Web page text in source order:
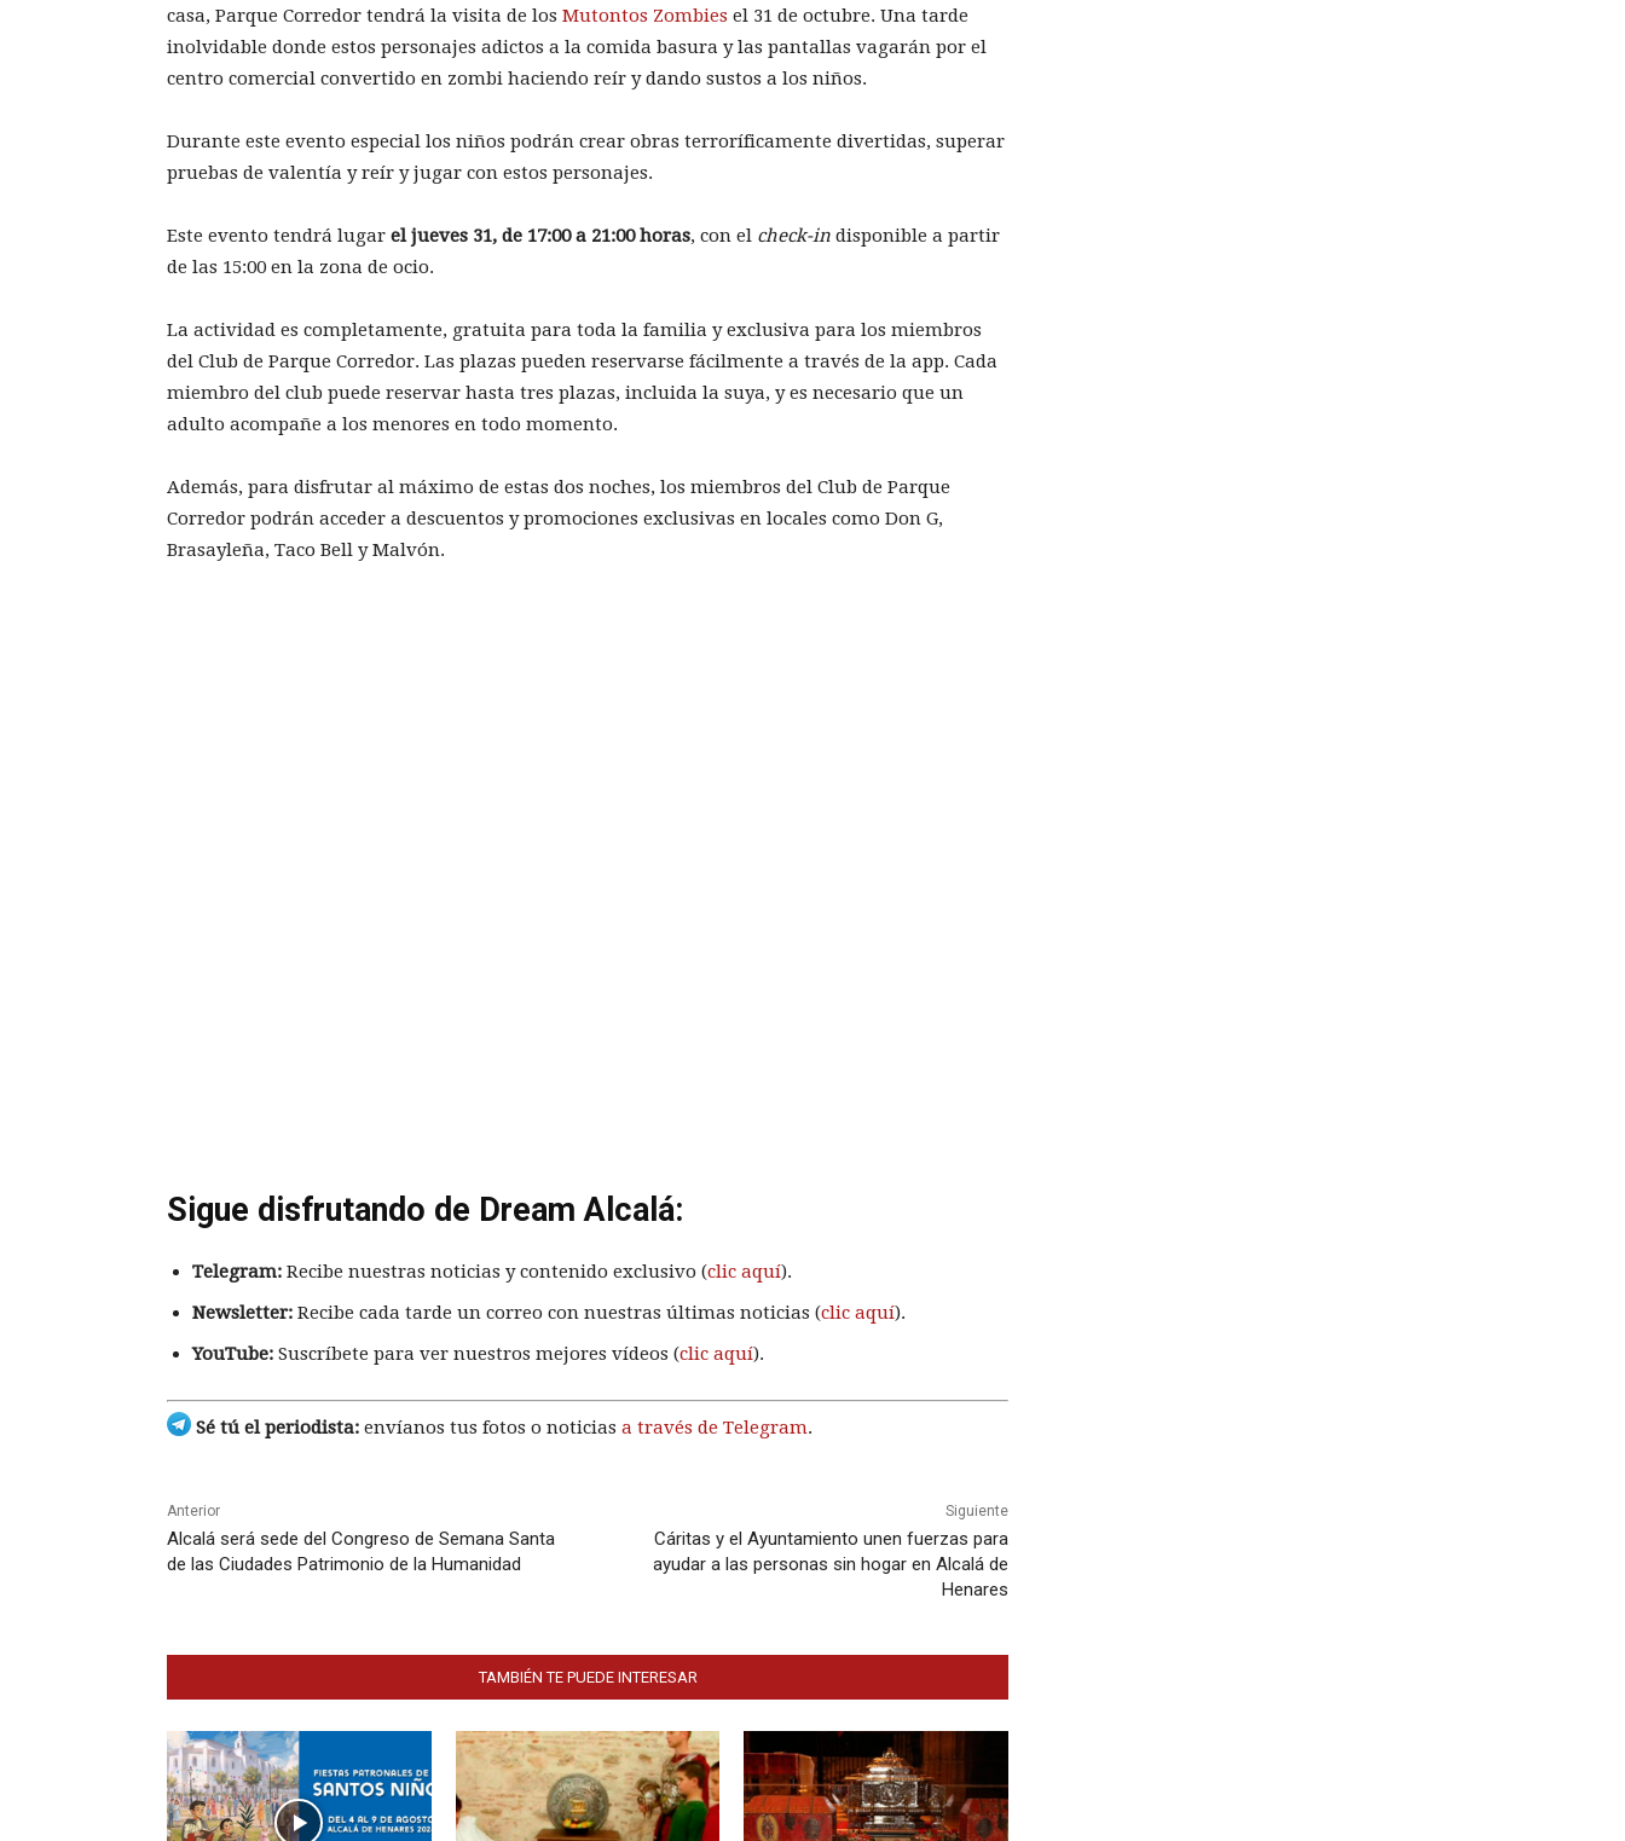
casa, Parque Corredor tendrá la visita de los Mutontos Zombies el 31 de octubre. Una tarde
inolvidable donde estos personajes adictos a la comida basura y las pantallas vagarán por el
centro comercial convertido en zombi haciendo reír y dando sustos a los niños.
Durante este evento especial los niños podrán crear obras terroríficamente divertidas, superar
pruebas de valentía y reír y jugar con estos personajes.
Este evento tendrá lugar el jueves 31, de 17:00 a 21:00 horas, con el check-in disponible a partir
de las 15:00 en la zona de ocio.
La actividad es completamente, gratuita para toda la familia y exclusiva para los miembros
del Club de Parque Corredor. Las plazas pueden reservarse fácilmente a través de la app. Cada
miembro del club puede reservar hasta tres plazas, incluida la suya, y es necesario que un
adulto acompañe a los menores en todo momento.
Además, para disfrutar al máximo de estas dos noches, los miembros del Club de Parque
Corredor podrán acceder a descuentos y promociones exclusivas en locales como Don G,
Brasayleña, Taco Bell y Malvón.
Sigue disfrutando de Dream Alcalá:
Telegram: Recibe nuestras noticias y contenido exclusivo (clic aquí).
Newsletter: Recibe cada tarde un correo con nuestras últimas noticias (clic aquí).
YouTube: Suscríbete para ver nuestros mejores vídeos (clic aquí).
Sé tú el periodista: envíanos tus fotos o noticias a través de Telegram.
Anterior
Alcalá será sede del Congreso de Semana Santa
de las Ciudades Patrimonio de la Humanidad
Siguiente
Cáritas y el Ayuntamiento unen fuerzas para
ayudar a las personas sin hogar en Alcalá de
Henares
TAMBIÉN TE PUEDE INTERESAR